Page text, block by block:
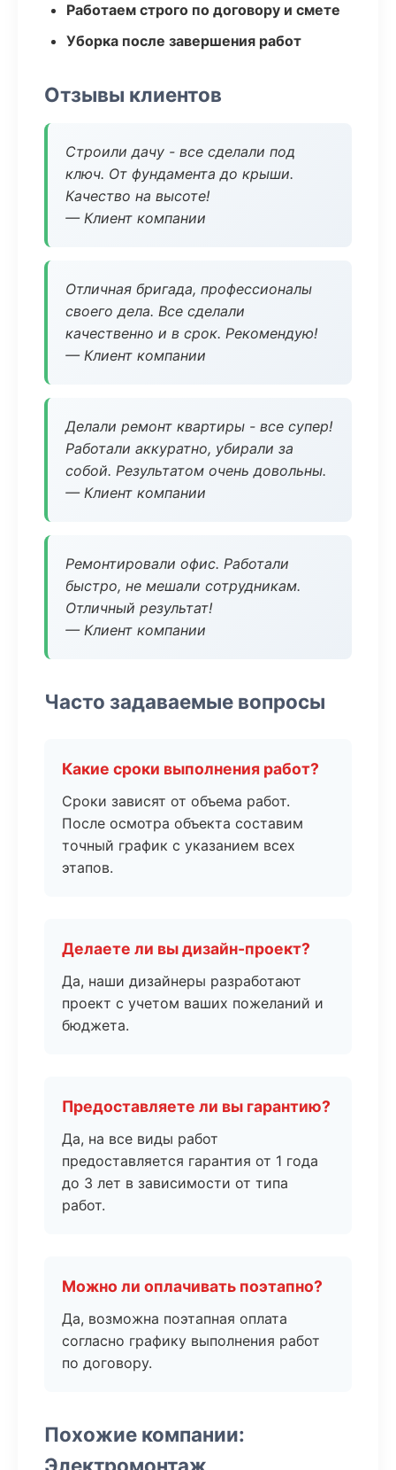
Работаем строго по договору и смете
Уборка после завершения работ
Отзывы клиентов
Строили дачу - все сделали под
ключ. От фундамента до крыши.
Качество на высоте!
— Клиент компании
Отличная бригада, профессионалы
своего дела. Все сделали
качественно и в срок. Рекомендую!
— Клиент компании
Делали ремонт квартиры - все супер!
Работали аккуратно, убирали за
собой. Результатом очень довольны.
— Клиент компании
Ремонтировали офис. Работали
быстро, не мешали сотрудникам.
Отличный результат!
— Клиент компании
Часто задаваемые вопросы
Какие сроки выполнения работ?
Сроки зависят от объема работ.
После осмотра объекта составим
точный график с указанием всех
этапов.
Делаете ли вы дизайн-проект?
Да, наши дизайнеры разработают
проект с учетом ваших пожеланий и
бюджета.
Предоставляете ли вы гарантию?
Да, на все виды работ
предоставляется гарантия от 1 года
до 3 лет в зависимости от типа
работ.
Можно ли оплачивать поэтапно?
Да, возможна поэтапная оплата
согласно графику выполнения работ
по договору.
Похожие компании:
Электромонтаж